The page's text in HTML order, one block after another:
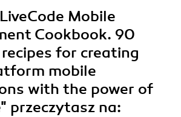
Mobile
Cookbook. 90
for creating
mobile
with the power of
przeczytasz na: